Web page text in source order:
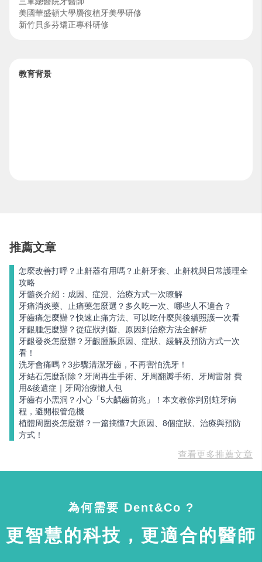
美國華盛頓大學贗復植牙美學研修
新竹貝多芬矯正專科研修
教育背景
推薦文章
怎麼改善打呼？止鼾器有用嗎？止鼾牙套、止鼾枕與日常護理全
攻略
牙髓炎介紹：成因、症況、治療方式一次瞭解
牙痛消炎藥、止痛藥怎麼選？多久吃一次、哪些人不適合？
牙齒痛怎麼辦？快速止痛方法、可以吃什麼與後續照護一次看
牙齦腫怎麼辦？從症狀判斷、原因到治療方法全解析
牙齦發炎怎麼辦？牙齦腫脹原因、症狀、緩解及預防方式一次
看！
洗牙會痛嗎？3步驟清潔牙齒，不再害怕洗牙！
牙結石怎麼刮除？牙周再生手術、牙周翻瓣手術、牙周雷射 費
用&後遺症｜牙周治療懶人包
牙齒有小黑洞？小心「5大齲齒前兆」！本文教你判別蛀牙病
程，避開根管危機
植體周圍炎怎麼辦？一篇搞懂7大原因、8個症狀、治療與預防
方式！
查看更多推薦文章
為何需要 Dent&Co ?
更智慧的科技，更適合的醫師